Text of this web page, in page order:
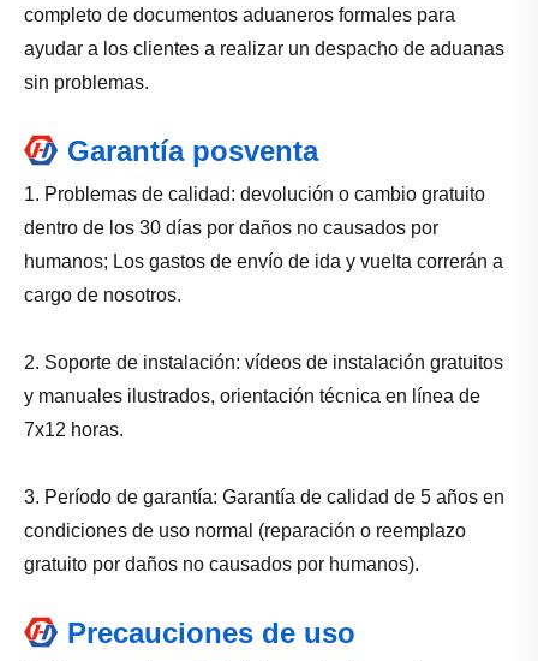
completo de documentos aduaneros formales para
ayudar a los clientes a realizar un despacho de aduanas
sin problemas.
Garantía posventa
1. Problemas de calidad: devolución o cambio gratuito
dentro de los 30 días por daños no causados ​​por
humanos; Los gastos de envío de ida y vuelta correrán a
cargo de nosotros.
2. Soporte de instalación: vídeos de instalación gratuitos
y manuales ilustrados, orientación técnica en línea de
7x12 horas.
3. Período de garantía: Garantía de calidad de 5 años en
condiciones de uso normal (reparación o reemplazo
gratuito por daños no causados ​​por humanos).
Precauciones de uso